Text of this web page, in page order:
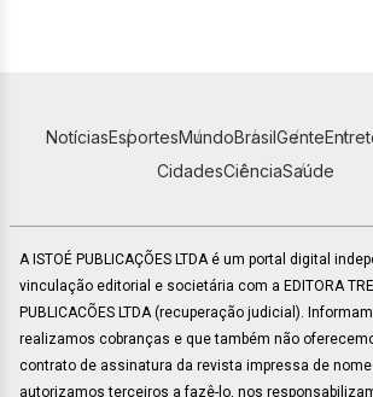
NotíciasEsportesMundoBrasilGente
CidadesCiênciaSaúde
A ISTOÉ PUBLICAÇÕES LTDA é um portal digital
vinculação editorial e societária com a EDITORA
PUBLICACÕES LTDA (recuperação judicial).
realizamos cobranças e que também não
contrato de assinatura da revista impressa de nome
autorizamos terceiros a fazê-lo, nos